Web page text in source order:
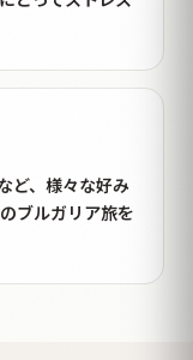
ど、様々な好み
ブルガリア旅を